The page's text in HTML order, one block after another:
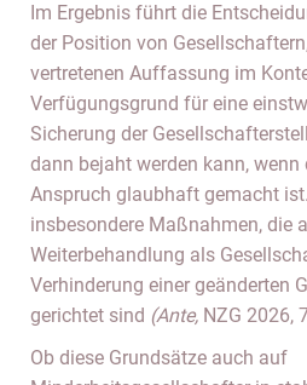
Im Ergebnis führt die
der Position von
vertretenen Auffassung im
Verfügungsgrund für eine
Sicherung der
dann bejaht werden kann, wenn
Anspruch glaubhaft gemacht
insbesondere Maßnahmen, die
Weiterbehandlung als
Verhinderung einer geänderten
gerichtet sind (Ante, NZG 2026,
Ob diese Grundsätze auch auf